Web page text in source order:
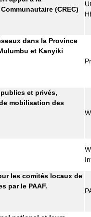
(CREC)
dans la Province
et Kanyiki
et privés,
mobilisation des
les comités locaux de
par le PAAF.